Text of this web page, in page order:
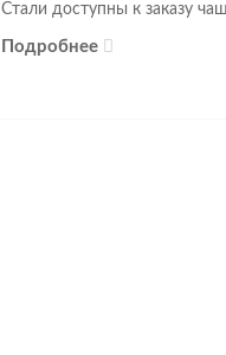
Стали доступны к заказу
Подробнее